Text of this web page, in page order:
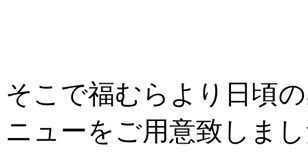
そこで福むらより日頃
ニューをご用意致しま